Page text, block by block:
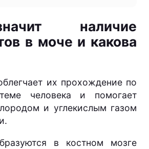
наличие
в моче и какова
их прохождение по
человека и помогает
и углекислым газом
в костном мозге